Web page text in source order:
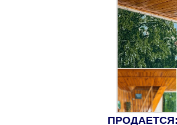
ПРОДАЕТСЯ: